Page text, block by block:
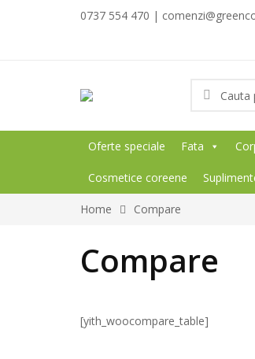
0737 554 470 |
Oferte speciale Fata
Cosmetice coreene
Home Compare
Compare
[yith_woocompare_table]